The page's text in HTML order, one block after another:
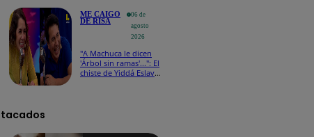
ME CAIGO
DE RISA
06 de
agosto
2026
"A Machuca le dicen
'Árbol sin ramas'...": El
chiste de Yiddá Eslava